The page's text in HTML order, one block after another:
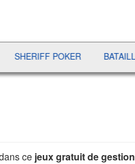
POKER BATAILLE NAVALE
ce jeux gratuit de gestion